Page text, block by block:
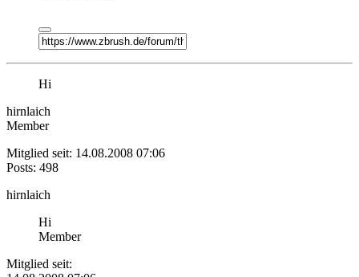
Hi
hirnlaich
Member
Mitglied seit: 14.08.2008 07:06
Posts: 498
hirnlaich
Hi
Member
Mitglied seit: